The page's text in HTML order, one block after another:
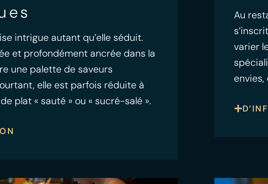
intrigue autant qu’elle séduit.
et profondément ancrée dans la
une palette de saveurs
elle est parfois réduite à
plat « sauté » ou « sucré-salé ».
Au
varier